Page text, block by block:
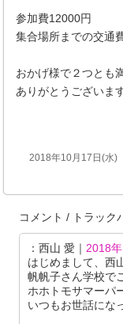
参加費12000円
集合場所までの交通
おかげ様で２つとも
ありがとうございま
2018年10月17日(水)
コメント / トラック
：西山 愛｜ 2018
はじめまして、西
帆帆子さん学校で
ホホトモサマーパ
いつもお世話にな